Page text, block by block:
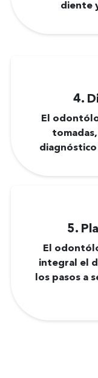
diente
4.
El
5.
El
integral el
los pasos a